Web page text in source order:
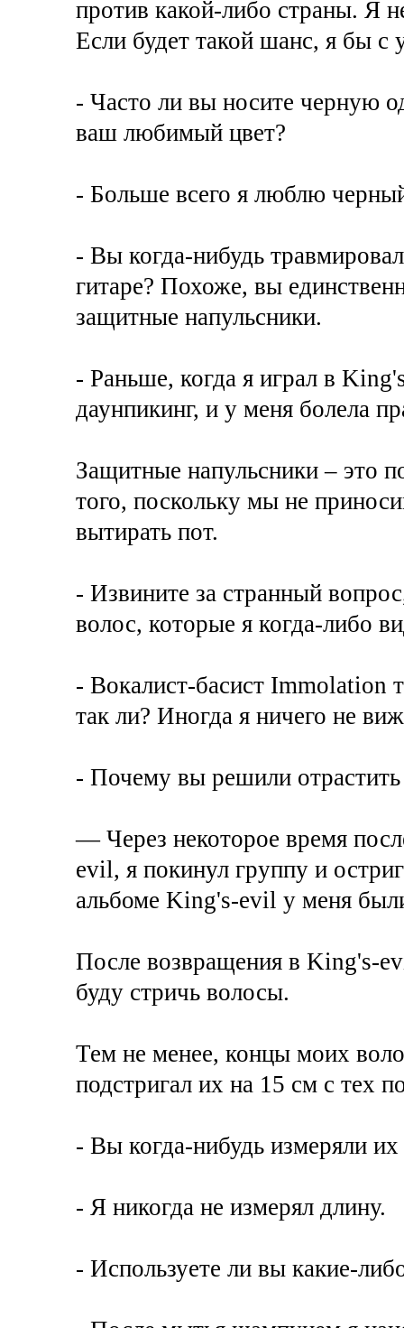
против какой-либо страны. Я
Если будет такой шанс, я бы с
- Часто ли вы носите черную
ваш любимый цвет?
- Больше всего я люблю
- Вы когда-нибудь
гитаре? Похоже, вы
защитные напульсники.
- Раньше, когда я играл в
даунпикинг, и у меня болела
Защитные напульсники – это
того, поскольку мы не
вытирать пот.
- Извините за странный
волос, которые я когда-либо
- Вокалист-басист Immolation
так ли? Иногда я ничего не
- Почему вы решили
— Через некоторое время
evil, я покинул группу и
альбоме King's-evil у меня
После возвращения в King's-
буду стричь волосы.
Тем не менее, концы моих
подстригал их на 15 см с тех
- Вы когда-нибудь измеряли
- Я никогда не измерял длину.
- Используете ли вы какие-